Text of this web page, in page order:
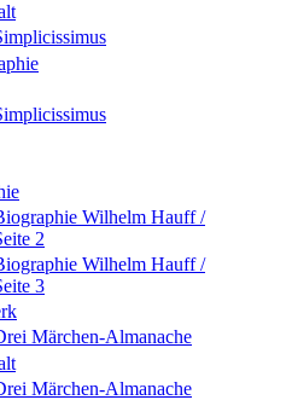
Wilhelm Hauff /
2
Wilhelm Hauff /
3
Märchen-Almanache
Märchen-Almanache